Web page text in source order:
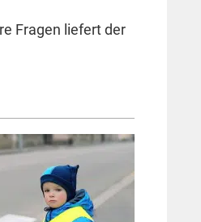
Fragen liefert der